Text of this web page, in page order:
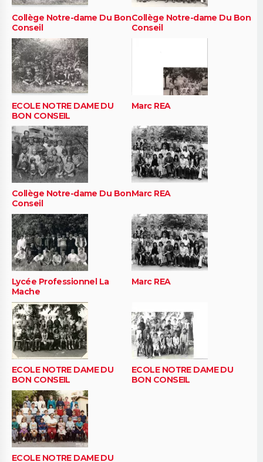
Collège Notre-dame Du Bon
Conseil
Collège Notre-dame Du Bon
Conseil
ECOLE NOTRE DAME DU
BON CONSEIL
Marc REA
Collège Notre-dame Du Bon
Conseil
Marc REA
Lycée Professionnel La
Mache
Marc REA
ECOLE NOTRE DAME DU
BON CONSEIL
ECOLE NOTRE DAME DU
BON CONSEIL
ECOLE NOTRE DAME DU